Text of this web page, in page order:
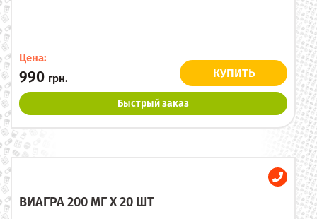
Цена:
990 грн. КУПИТЬ
Быстрый заказ
ВИАГРА 200 МГ X 20 ШТ